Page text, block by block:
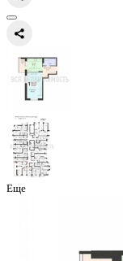
1-
19/19
Воронеж,